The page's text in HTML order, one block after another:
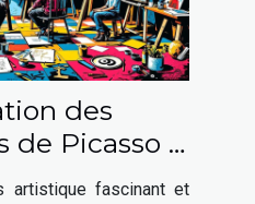
des
de Picasso :
son génie
artistique fascinant et